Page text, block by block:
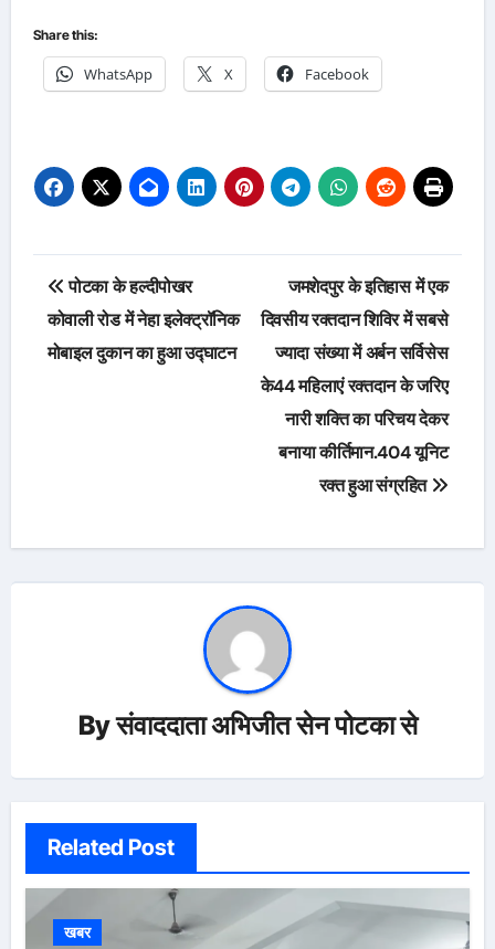
Share this:
WhatsApp X Facebook
Post
navigation
पोटका के हल्दीपोखर
कोवाली रोड में नेहा इलेक्ट्रॉनिक
मोबाइल दुकान का हुआ उद्घाटन
जमशेदपुर के इतिहास में एक
दिवसीय रक्तदान शिविर में सबसे
ज्यादा संख्या में अर्बन सर्विसेस
के44 महिलाएं रक्तदान के जरिए
नारी शक्ति का परिचय देकर
बनाया कीर्तिमान.404 यूनिट
रक्त हुआ संग्रहित
Byसंवाददाता अभिजीत सेन पोटका से
Related Post
खबर